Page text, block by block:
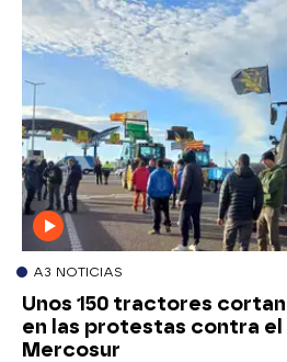
A3 NOTICIAS
Unos 150 tractores cortan
en las protestas contra
Mercosur